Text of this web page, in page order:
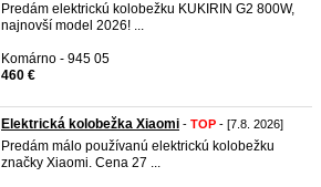
Predám elektrickú kolobežku KUKIRIN G2 800W,
najnovší model 2026! ...
Komárno - 945 05
460 €
Elektrická kolobežka Xiaomi - TOP - [7.8. 2026]
Predám málo používanú elektrickú kolobežku
značky Xiaomi. Cena 27 ...